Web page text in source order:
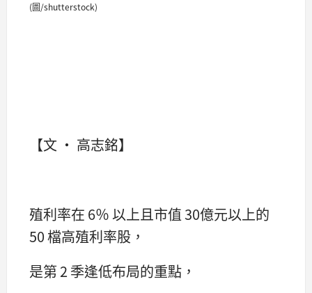
(圖/shutterstock)
【文 ‧ 高志銘】
殖利率在 6％ 以上且市值 30億元以上的
50 檔高殖利率股，
是第 2 季逢低布局的重點，